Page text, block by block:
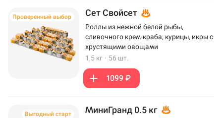
Проверенный выбор Сет Свойсет
Роллы из нежной белой рыбы,
сливочного крем-краба, курицы, икры с
хрустящими овощами
1,5 кг · 56 шт.
1099 ₽
Выгодный старт МиниГранд 0.5 кг